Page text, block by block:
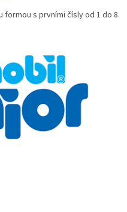
s prvními čísly od 1 do 8.